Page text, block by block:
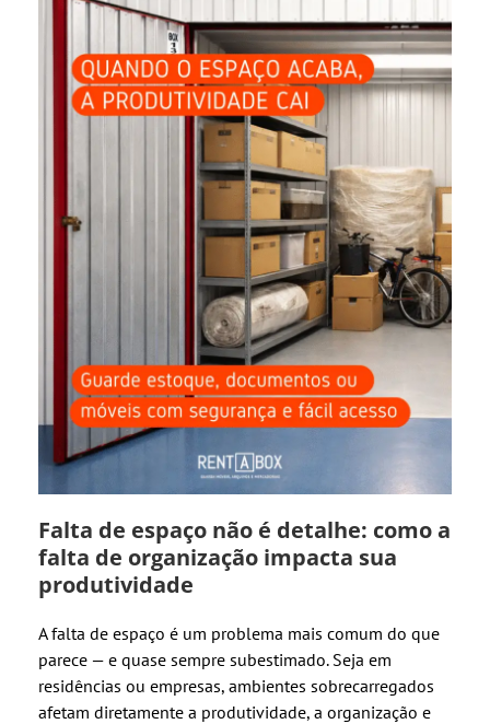
Falta de espaço não é detalhe: como a
falta de organização impacta sua
produtividade
A falta de espaço é um problema mais comum do que
parece — e quase sempre subestimado. Seja em
residências ou empresas, ambientes sobrecarregados
afetam diretamente a produtividade, a organização e